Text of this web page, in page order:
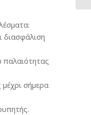
διασφάλιση
σήμερα